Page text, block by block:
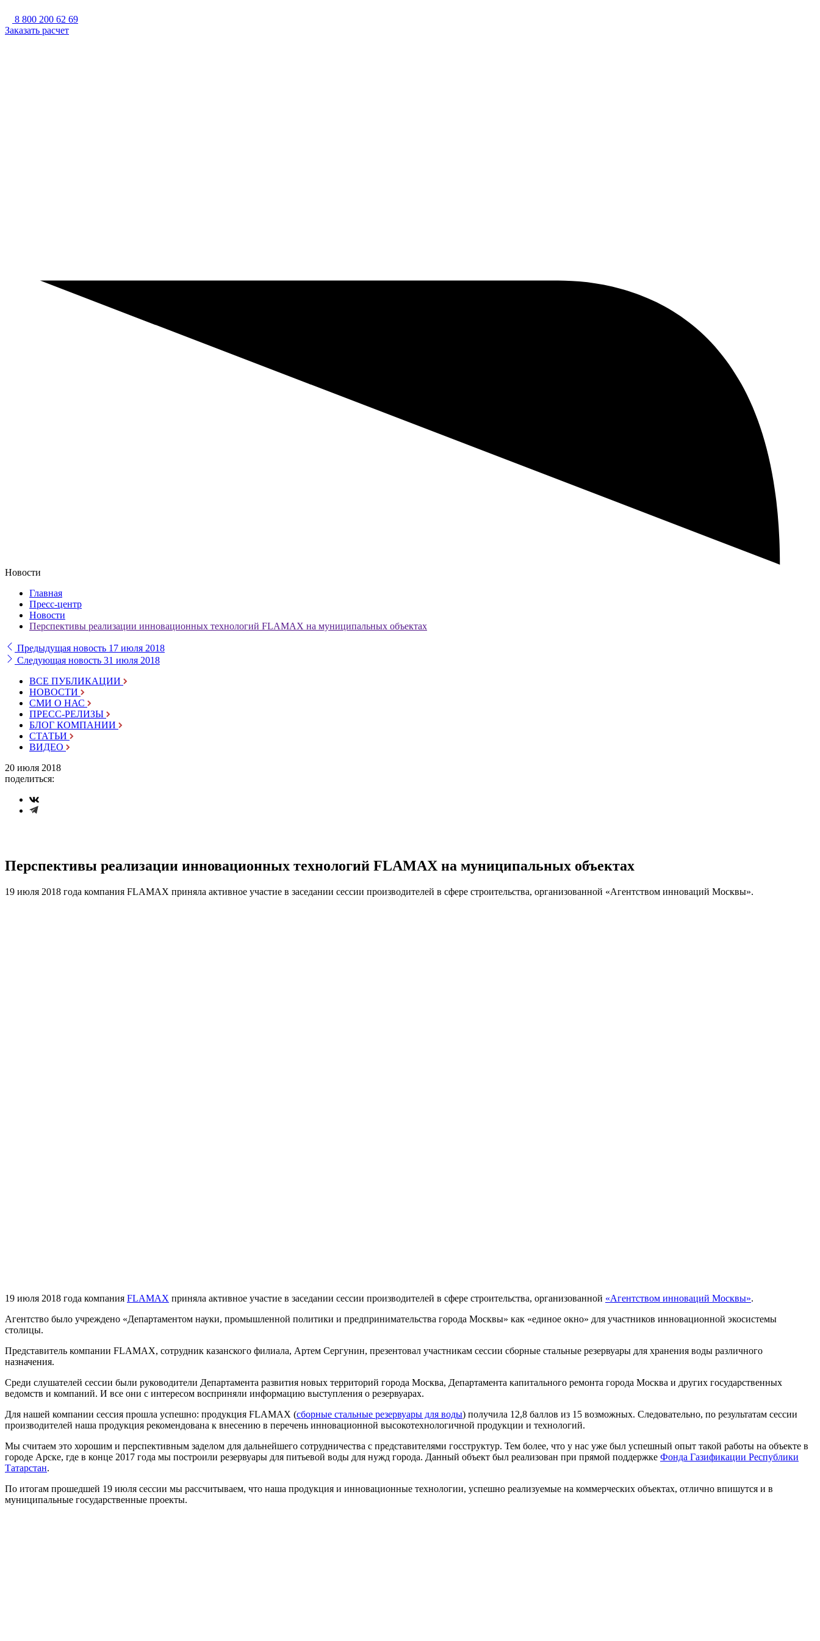
8 800 200 62 69
Заказать расчет
Новости
Главная
Пресс-центр
Новости
Перспективы реализации инновационных технологий FLAMAX на муниципальных объектах
Предыдущая новость 17 июля 2018
Следующая новость 31 июля 2018
ВСЕ ПУБЛИКАЦИИ
НОВОСТИ
СМИ О НАС
ПРЕСС-РЕЛИЗЫ
БЛОГ КОМПАНИИ
СТАТЬИ
ВИДЕО
20 июля 2018
поделиться:
Перспективы реализации инновационных технологий FLAMAX на муниципальных объектах
19 июля 2018 года компания FLAMAX приняла активное участие в заседании сессии производителей в сфере строительства, организованной «Агентством инноваций Москвы».
19 июля 2018 года компания FLAMAX приняла активное участие в заседании сессии производителей в сфере строительства, организованной «Агентством инноваций Москвы».
Агентство было учреждено «Департаментом науки, промышленной политики и предпринимательства города Москвы» как «единое окно» для участников инновационной экосистемы
столицы.
Представитель компании FLAMAX, сотрудник казанского филиала, Артем Сергунин, презентовал участникам сессии сборные стальные резервуары для хранения воды различного
назначения.
Среди слушателей сессии были руководители Департамента развития новых территорий города Москва, Департамента капитального ремонта города Москва и других государственных
ведомств и компаний. И все они с интересом восприняли информацию выступления о резервуарах.
Для нашей компании сессия прошла успешно: продукция FLAMAX (сборные стальные резервуары для воды) получила 12,8 баллов из 15 возможных. Следовательно, по результатам сессии
производителей наша продукция рекомендована к внесению в перечень инновационной высокотехнологичной продукции и технологий.
Мы считаем это хорошим и перспективным заделом для дальнейшего сотрудничества с представителями госструктур. Тем более, что у нас уже был успешный опыт такой работы на объекте в
городе Арске, где в конце 2017 года мы построили резервуары для питьевой воды для нужд города. Данный объект был реализован при прямой поддержке Фонда Газификации Республики
Татарстан.
По итогам прошедшей 19 июля сессии мы рассчитываем, что наша продукция и инновационные технологии, успешно реализуемые на коммерческих объектах, отлично впишутся и в
муниципальные государственные проекты.